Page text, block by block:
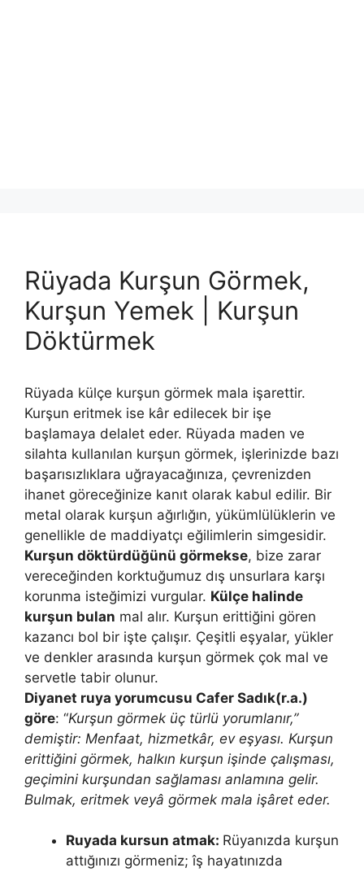
Rüyada Kurşun Görmek,
Kurşun Yemek | Kurşun
Döktürmek
Rüyada külçe kurşun görmek mala işarettir.
Kurşun eritmek ise kâr edilecek bir işe
başlamaya delalet eder. Rüyada maden ve
silahta kullanılan kurşun görmek, işlerinizde bazı
başarısızlıklara uğrayacağınıza, çevrenizden
ihanet göreceğinize kanıt olarak kabul edilir. Bir
metal olarak kurşun ağırlığın, yükümlülüklerin ve
genellikle de maddiyatçı eğilimlerin simgesidir.
Kurşun döktürdüğünü görmekse, bize zarar
vereceğinden korktuğu­muz dış unsurlara karşı
korunma isteğimizi vurgular. Külçe halinde
kurşun bulan mal alır. Kurşun erittiğini gören
kazancı bol bir işte çalışır. Çeşitli eşyalar, yükler
ve denkler arasında kur­şun görmek çok mal ve
servetle tabir olunur.
Diyanet ruya yorumcusu Cafer Sadık(r.a.)
göre: “Kurşun görmek üç türlü yorumlanır,”
demiştir: Men­faat, hizmetkâr, ev eşyası. Kurşun
erittiğini görmek, halkın kurşun işinde çalışması,
geçimini kur­şundan sağlaması anlamına gelir.
Bulmak, eritmek veyâ görmek mala işâret eder.
Ruyada kursun atmak: Rüyanızda kurşun
attığınızı görmeniz; îş hayatınızda